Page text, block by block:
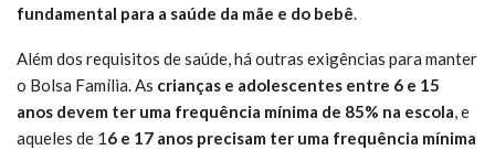
fundamental para a saúde da mãe e do bebê.
Além dos requisitos de saúde, há outras exigências para manter
o Bolsa Família. As crianças e adolescentes entre 6 e 15
anos devem ter uma frequência mínima de 85% na escola, e
aqueles de 16 e 17 anos precisam ter uma frequência mínima